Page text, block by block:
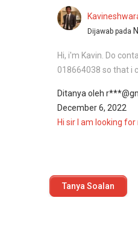
Dijawab pada
Hi, i'm Kavin. Do
018664038 so that i
Ditanya oleh
December 6, 2022
Hi sir I am looking
Tanya Soalan